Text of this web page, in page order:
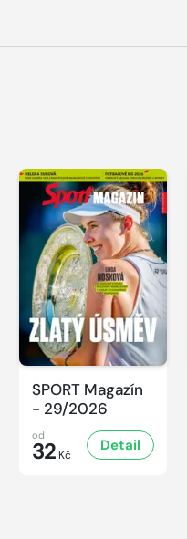
SPORT Magazín
- 29/2026
od
32 Kč
Detail